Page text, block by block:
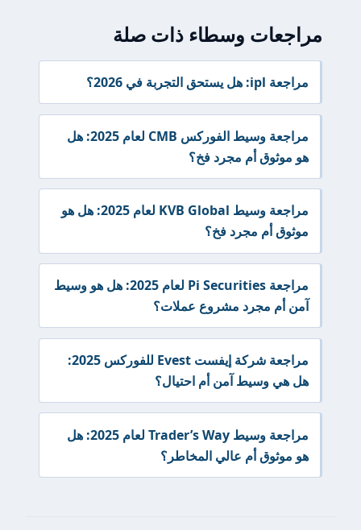
مراجعات وسطاء ذات صلة
مراجعة ipl: هل يستحق التجربة في 2026؟
مراجعة وسيط الفوركس CMB لعام 2025: هل
هو موثوق أم مجرد فخ؟
مراجعة وسيط KVB Global لعام 2025: هل هو
موثوق أم مجرد فخ؟
مراجعة Pi Securities لعام 2025: هل هو وسيط
آمن أم مجرد مشروع عملات؟
مراجعة شركة إيفست Evest للفوركس 2025:
هل هي وسيط آمن أم احتيال؟
مراجعة وسيط Trader’s Way لعام 2025: هل
هو موثوق أم عالي المخاطر؟